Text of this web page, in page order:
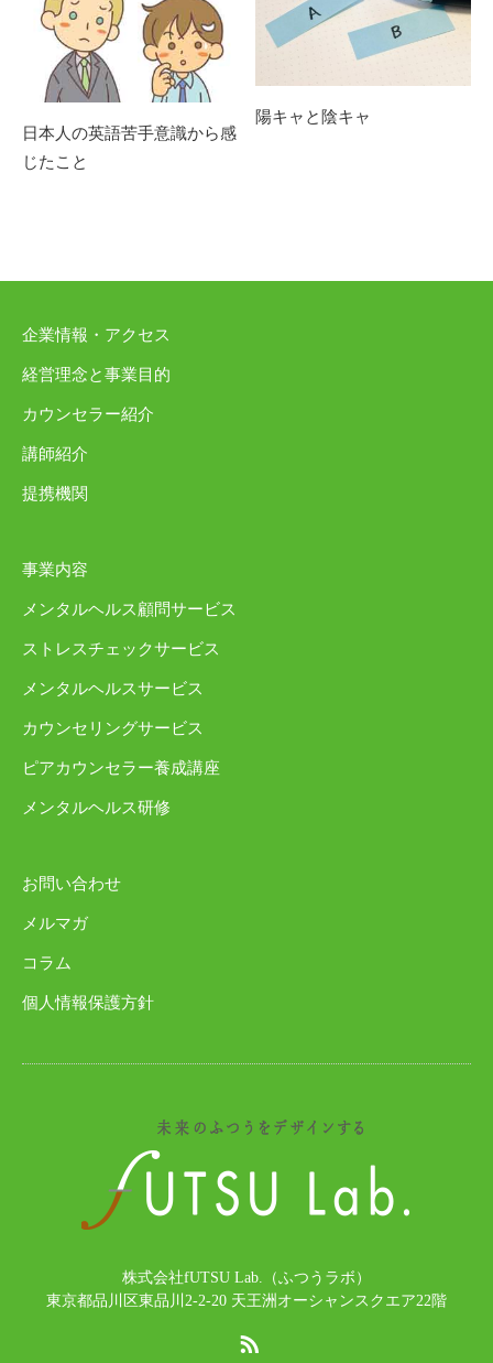
日本人の英語苦手意識から感
じたこと
陽キャと陰キャ
企業情報・アクセス
経営理念と事業目的
カウンセラー紹介
講師紹介
提携機関
事業内容
メンタルヘルス顧問サービス
ストレスチェックサービス
メンタルヘルスサービス
カウンセリングサービス
ピアカウンセラー養成講座
メンタルヘルス研修
お問い合わせ
メルマガ
コラム
個人情報保護方針
株式会社fUTSU Lab.（ふつうラボ）
東京都品川区東品川2-2-20 天王洲オーシャンスクエア22階